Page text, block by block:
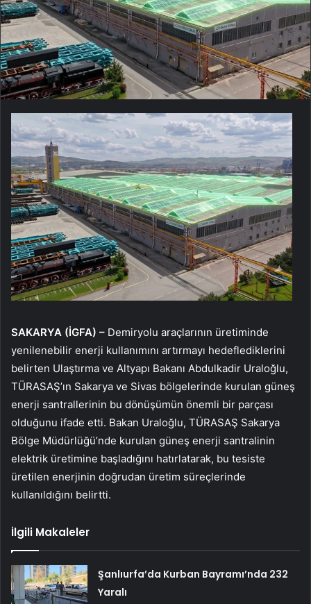
SAKARYA (İGFA) – Demiryolu araçlarının üretiminde
yenilenebilir enerji kullanımını artırmayı hedeflediklerini
belirten Ulaştırma ve Altyapı Bakanı Abdulkadir Uraloğlu,
TÜRASAŞ’ın Sakarya ve Sivas bölgelerinde kurulan güneş
enerji santrallerinin bu dönüşümün önemli bir parçası
olduğunu ifade etti. Bakan Uraloğlu, TÜRASAŞ Sakarya
Bölge Müdürlüğü’nde kurulan güneş enerji santralinin
elektrik üretimine başladığını hatırlatarak, bu tesiste
üretilen enerjinin doğrudan üretim süreçlerinde
kullanıldığını belirtti.
İlgili Makaleler
Şanlıurfa’da Kurban Bayramı’nda 232
Yaralı